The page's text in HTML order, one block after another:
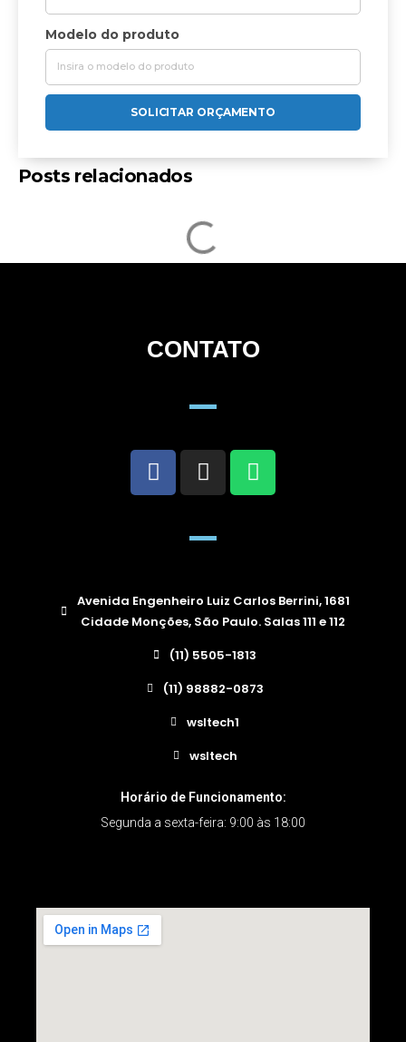
Modelo do produto
SOLICITAR ORÇAMENTO
Posts relacionados
CONTATO
Avenida Engenheiro Luiz Carlos Berrini, 1681
Cidade Monções, São Paulo. Salas 111 e 112
(11) 5505-1813
(11) 98882-0873
wsltech1
wsltech
Horário de Funcionamento:
Segunda a sexta-feira: 9:00 às 18:00